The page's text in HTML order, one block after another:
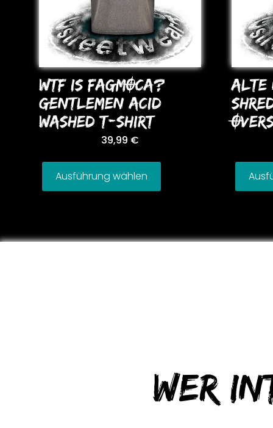
WTF IS FAGMOCA?
GENTLEMEN ACID
WASHED T-SHIRT
39,99 €
Ausführung wählen
ALTE
Wer